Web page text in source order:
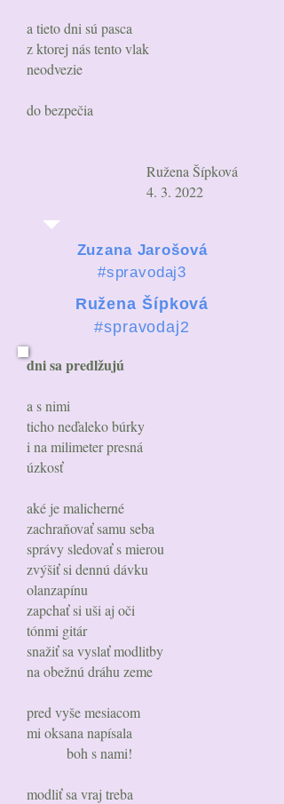
a tieto dni sú pasca
z ktorej nás tento vlak
neodvezie
do bezpečia
Ružena Šípková
4. 3. 2022
Zuzana Jarošová
#spravodaj3
Ružena Šípková
#spravodaj2
dni sa predlžujú
a s nimi
ticho neďaleko búrky
i na milimeter presná
úzkosť
aké je malicherné
zachraňovať samu seba
správy sledovať s mierou
zvýšiť si dennú dávku
olanzapínu
zapchať si uši aj oči
tónmi gitár
snažiť sa vyslať modlitby
na obežnú dráhu zeme
pred vyše mesiacom
mi oksana napísala
boh s nami!
modliť sa vraj treba